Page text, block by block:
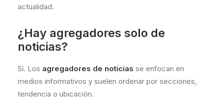
actualidad.
¿Hay agregadores solo de
noticias?
Sí. Los agregadores de noticias se enfocan en
medios informativos y suelen ordenar por secciones,
tendencia o ubicación.